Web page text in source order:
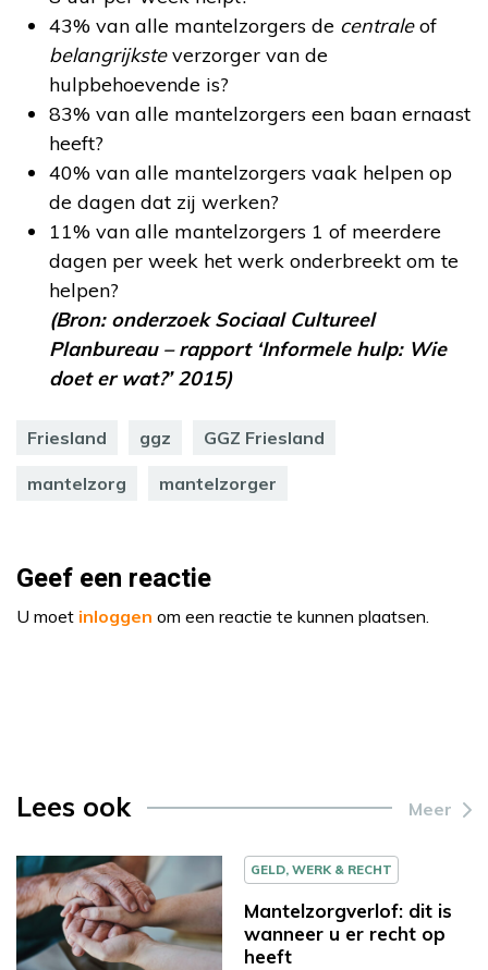
43% van alle mantelzorgers de centraleof
belangrijksteverzorger van de
hulpbehoevende is?
83% van alle mantelzorgers een baan ernaast
heeft?
40% van alle mantelzorgers vaak helpen op
de dagen dat zij werken?
11% van alle mantelzorgers 1 of meerdere
dagen per week het werk onderbreekt om te
helpen?
(Bron: onderzoek Sociaal Cultureel
Planbureau – rapport ‘Informele hulp: Wie
doet er wat?’ 2015)
Friesland ggz GGZ Friesland
mantelzorg mantelzorger
Geef een reactie
U moet inloggen om een reactie te kunnen plaatsen.
Lees ook Meer
GELD, WERK & RECHT
Mantelzorgverlof: dit is
wanneer u er recht op
heeft